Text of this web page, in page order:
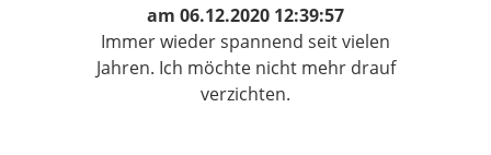
am 06.12.2020 12:39:57
Immer wieder spannend seit vielen
Jahren. Ich möchte nicht mehr drauf
verzichten.